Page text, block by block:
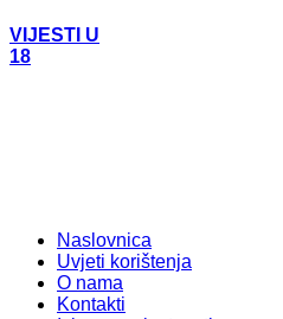
VIJESTI U
18
Naslovnica
Uvjeti korištenja
O nama
Kontakti